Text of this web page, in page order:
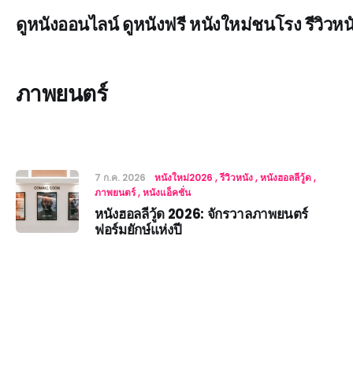
ดูหนังออนไลน์ ดูหนังฟรี หนังใหม่ชนโรง รีวิวห
ภาพยนตร์
7 ก.ค. 2026 หนังใหม่2026 รีวิวหนัง หนังฮอลลีวู้ด
ภาพยนตร์ หนังแอ็คชั่น
หนังฮอลลีวู้ด 2026: จักรวาลภาพยนตร์
ฟอร์มยักษ์แห่งปี